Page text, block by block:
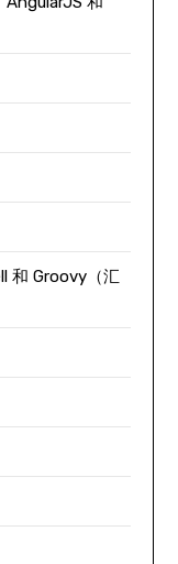
和 Groovy（汇